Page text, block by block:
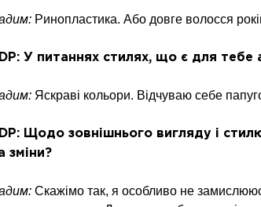
Ринопластика. Або довге волосся
У питаннях стилях, що є для тебе
Яскраві кольори. Відчуваю себе
Щодо зовнішнього вигляду і
зміни?
Скажімо так, я особливо не